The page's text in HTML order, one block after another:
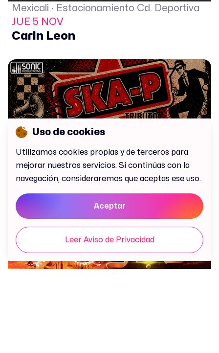
Mexicali · Estacionamiento Cd. Deportiva
JUE 5 NOV
Carin Leon
Mexicali · Foro Dragon
SAB 7 NOV
Uso de cookies
Utilizamos cookies propias y de terceros para
mejorar nuestros servicios. Si continúas con la
navegación, consideraremos que aceptas ese uso.
Aceptar
Leer Aviso de Privacidad